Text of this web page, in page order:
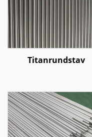
Titanrundstav